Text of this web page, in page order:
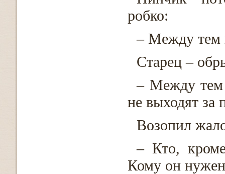
робко:
– Между тем
Старец –
– Между тем
не выходят за
Возопил
– Кто,
Кому он